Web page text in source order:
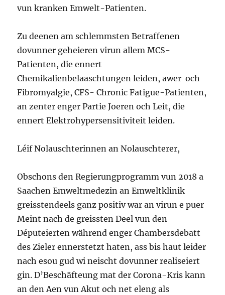
vun kranken Emwelt-Patienten.
Zu deenen am schlemmsten Betraffenen
dovunner geheieren virun allem MCS-
Patienten, die ennert
Chemikalienbelaaschtungen leiden, awer och
Fibromyalgie, CFS- Chronic Fatigue-Patienten,
an zenter enger Partie Joeren och Leit, die
ennert Elektrohypersensitiviteit leiden.
Léif Nolauschterinnen an Nolauschterer,
Obschons den Regierungprogramm vun 2018 a
Saachen Emweltmedezin an Emweltklinik
greisstendeels ganz positiv war an virun e puer
Meint nach de greissten Deel vun den
Députeierten während enger Chambersdebatt
des Zieler ennerstetzt haten, ass bis haut leider
nach esou gud wi neischt dovunner realiseiert
gin. D’Beschäfteung mat der Corona-Kris kann
an den Aen vun Akut och net eleng als